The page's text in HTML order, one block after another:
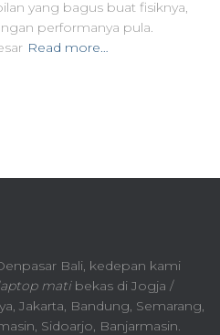
yang bagus buat fisiknya,
performanya pula.
Read more…
Bali, kedepan kami
matibekas di Jogja /
Jakarta, Bandung, Semarang,
Sidoarjo, Banjarmasin.